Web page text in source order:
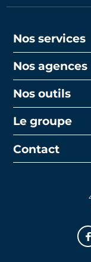
Nos services
Acheter
Promotion
Transaction
Faire gérer
Nos agences
CISN Agence
CISN Agence
Nos outils
Capacité d’emprunt
Le prêt bancaire
Le groupe
Le groupe
Contact